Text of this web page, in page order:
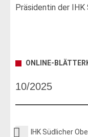
Präsidentin der
ONLINE-
10/2025
IHK Südlicher